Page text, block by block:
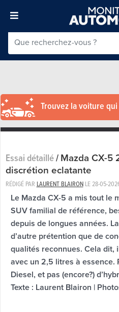
Trouvez la voiture
Essai détaillé/Mazda CX-5
discrétion eclatante
RÉDIGÉ PAR LAURENT BLAIRONLE 28-05-
Le Mazda CX-5 a mis tout le
SUV familial de référence,
depuis de longues années.
d’autre prétention que de
qualités reconnues. Cela dit,
avec un 2,5 litres à essence.
Diesel, et pas (encore?)
Texte : Laurent Blairon |